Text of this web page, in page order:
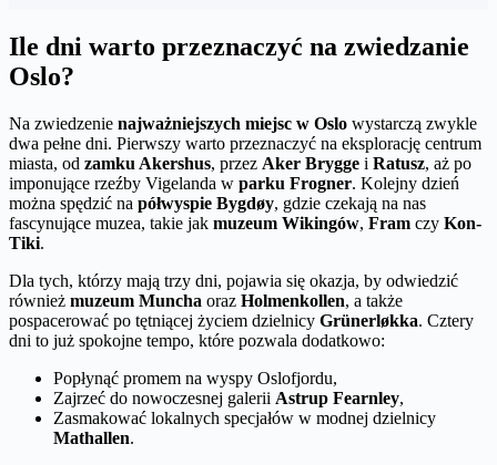
Ile dni warto przeznaczyć na zwiedzanie
Oslo?
Na zwiedzenie najważniejszych miejsc w Oslo wystarczą zwykle
dwa pełne dni. Pierwszy warto przeznaczyć na eksplorację centrum
miasta, od zamku Akershus, przez Aker Brygge i Ratusz, aż po
imponujące rzeźby Vigelanda w parku Frogner. Kolejny dzień
można spędzić na półwyspie Bygdøy, gdzie czekają na nas
fascynujące muzea, takie jak muzeum Wikingów, Fram czy Kon-
Tiki.
Dla tych, którzy mają trzy dni, pojawia się okazja, by odwiedzić
również muzeum Muncha oraz Holmenkollen, a także
pospacerować po tętniącej życiem dzielnicy Grünerløkka. Cztery
dni to już spokojne tempo, które pozwala dodatkowo:
Popłynąć promem na wyspy Oslofjordu,
Zajrzeć do nowoczesnej galerii Astrup Fearnley,
Zasmakować lokalnych specjałów w modnej dzielnicy
Mathallen.